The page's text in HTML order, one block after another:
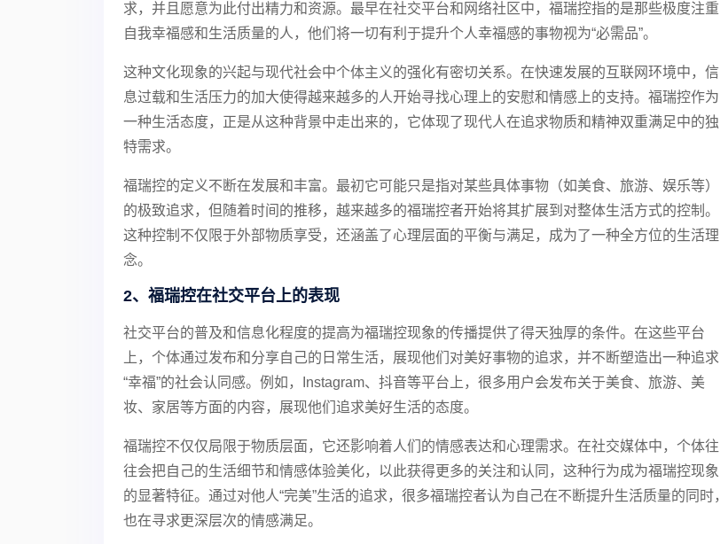
求，并且愿意为此付出精力和资源。最早在社交平台和网络社区中，福瑞控指的是那些极度注重
自我幸福感和生活质量的人，他们将一切有利于提升个人幸福感的事物视为“必需品”。
这种文化现象的兴起与现代社会中个体主义的强化有密切关系。在快速发展的互联网环境中，信
息过载和生活压力的加大使得越来越多的人开始寻找心理上的安慰和情感上的支持。福瑞控作为
一种生活态度，正是从这种背景中走出来的，它体现了现代人在追求物质和精神双重满足中的独
特需求。
福瑞控的定义不断在发展和丰富。最初它可能只是指对某些具体事物（如美食、旅游、娱乐等）
的极致追求，但随着时间的推移，越来越多的福瑞控者开始将其扩展到对整体生活方式的控制。
这种控制不仅限于外部物质享受，还涵盖了心理层面的平衡与满足，成为了一种全方位的生活理
念。
2、福瑞控在社交平台上的表现
社交平台的普及和信息化程度的提高为福瑞控现象的传播提供了得天独厚的条件。在这些平台
上，个体通过发布和分享自己的日常生活，展现他们对美好事物的追求，并不断塑造出一种追求
“幸福”的社会认同感。例如，Instagram、抖音等平台上，很多用户会发布关于美食、旅游、美
妆、家居等方面的内容，展现他们追求美好生活的态度。
福瑞控不仅仅局限于物质层面，它还影响着人们的情感表达和心理需求。在社交媒体中，个体往
往会把自己的生活细节和情感体验美化，以此获得更多的关注和认同，这种行为成为福瑞控现象
的显著特征。通过对他人“完美”生活的追求，很多福瑞控者认为自己在不断提升生活质量的同时，
也在寻求更深层次的情感满足。